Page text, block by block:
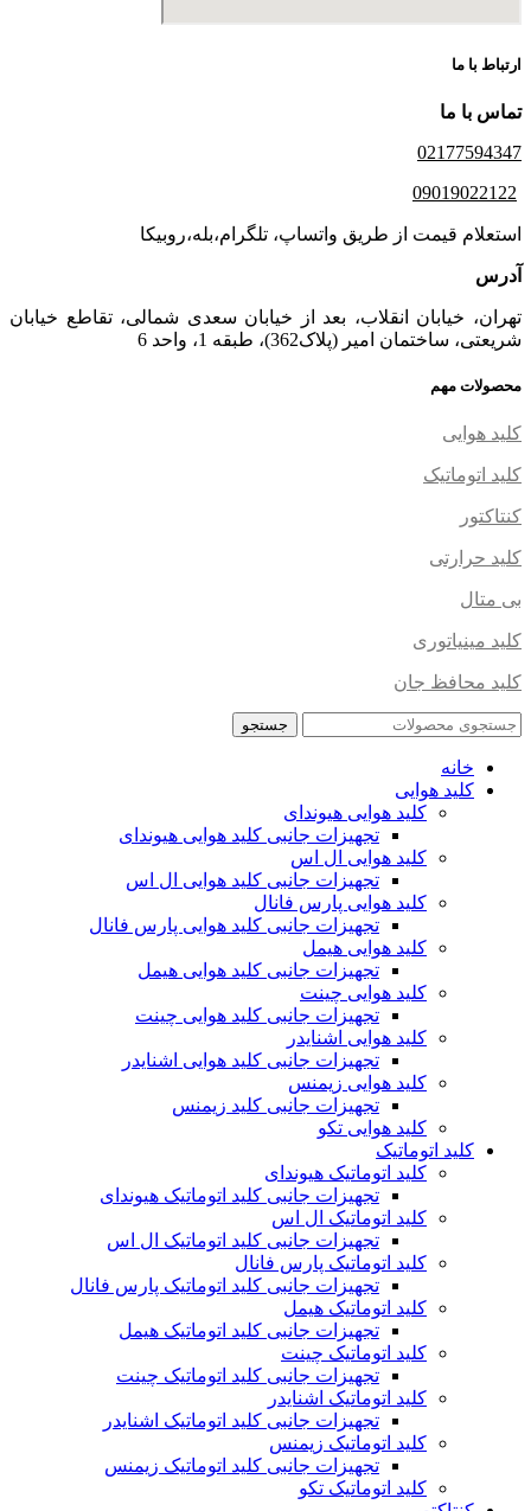
ارتباط با ما
تماس با ما
02177594347
09019022122
استعلام قیمت از طریق واتساپ، تلگرام،بله،روبیکا
آدرس
تهران، خیابان انقلاب، بعد از خیابان سعدی شمالی، تقاطع خیابان
شریعتی، ساختمان امیر (پلاک362)، طبقه 1، واحد 6
محصولات مهم
کلید هوایی
کلید اتوماتیک
کنتاکتور
کلید حرارتی
بی متال
کلید مینیاتوری
کلید محافظ جان
جستجو
خانه
کلید هوایی
کلید هوایی هیوندای
تجهیزات جانبی کلید هوایی هیوندای
کلید هوایی ال اس
تجهیزات جانبی کلید هوایی ال اس
کلید هوایی پارس فانال
تجهیزات جانبی کلید هوایی پارس فانال
کلید هوایی هیمل
تجهیزات جانبی کلید هوایی هیمل
کلید هوایی چینت
تجهیزات جانبی کلید هوایی چینت
کلید هوایی اشنایدر
تجهیزات جانبی کلید هوایی اشنایدر
کلید هوایی زیمنس
تجهیزات جانبی کلید زیمنس
کلید هوایی تکو
کلید اتوماتیک
کلید اتوماتیک هیوندای
تجهیزات جانبی کلید اتوماتیک هیوندای
کلید اتوماتیک ال اس
تجهیزات جانبی کلید اتوماتیک ال اس
کلید اتوماتیک پارس فانال
تجهیزات جانبی کلید اتوماتیک پارس فانال
کلید اتوماتیک هیمل
تجهیزات جانبی کلید اتوماتیک هیمل
کلید اتوماتیک چینت
تجهیزات جانبی کلید اتوماتیک چینت
کلید اتوماتیک اشنایدر
تجهیزات جانبی کلید اتوماتیک اشنایدر
کلید اتوماتیک زیمنس
تجهیزات جانبی کلید اتوماتیک زیمنس
کلید اتوماتیک تکو